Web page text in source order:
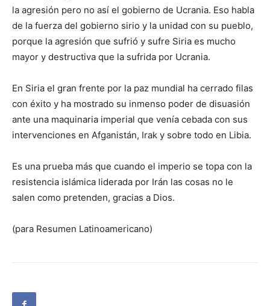
la agresión pero no así el gobierno de Ucrania. Eso habla
de la fuerza del gobierno sirio y la unidad con su pueblo,
porque la agresión que sufrió y sufre Siria es mucho
mayor y destructiva que la sufrida por Ucrania.
En Siria el gran frente por la paz mundial ha cerrado filas
con éxito y ha mostrado su inmenso poder de disuasión
ante una maquinaria imperial que venía cebada con sus
intervenciones en Afganistán, Irak y sobre todo en Libia.
Es una prueba más que cuando el imperio se topa con la
resistencia islámica liderada por Irán las cosas no le
salen como pretenden, gracias a Dios.
(para Resumen Latinoamericano)